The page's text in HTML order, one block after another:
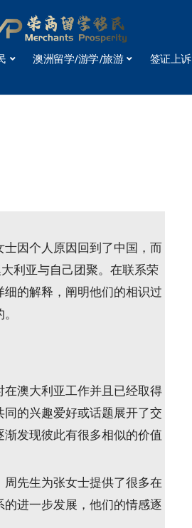
澳洲留学/游学/旅游 签证上诉
因个人原因回到了中国，而
利亚与自己团聚。在联系荣
的解释，阐明他们的相识过
澳大利亚工作并且已经取得
的兴趣爱好或话题展开了交
发现彼此有很多相似的价值
先生为张女士提供了很多在
进一步发展，他们的情感逐